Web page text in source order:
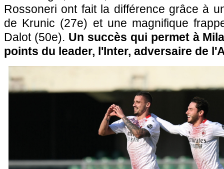
Rossoneri ont fait la différence grâce à
de Krunic (27e) et une magnifique
Dalot (50e). Un succès qui permet à
points du leader, l'Inter, adversaire de